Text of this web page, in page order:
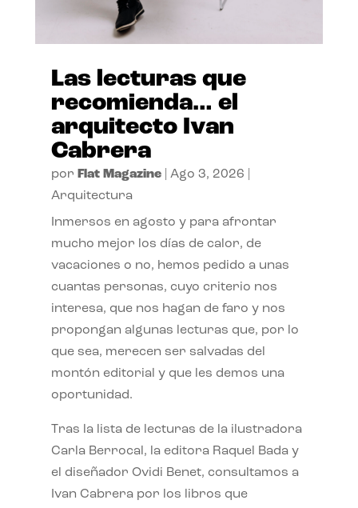
Las lecturas que
recomienda… el
arquitecto Ivan
Cabrera
por Flat Magazine| Ago 3, 2026
Arquitectura
Inmersos en agosto y para afrontar
mucho mejor los días de calor, de
vacaciones o no, hemos pedido a unas
cuantas personas, cuyo criterio nos
interesa, que nos hagan de faro y nos
propongan algunas lecturas que, por lo
que sea, merecen ser salvadas del
montón editorial y que les demos una
oportunidad.
Tras la lista de lecturas de la ilustradora
Carla Berrocal, la editora Raquel Bada y
el diseñador Ovidi Benet, consultamos a
Ivan Cabrera por los libros que